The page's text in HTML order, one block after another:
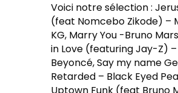
Voici notre sélection :
(feat Nomcebo Zikode) –
KG, Marry You -Bruno
in Love (featuring Jay-Z) –
Beyoncé, Say my name
Retarded – Black Eyed